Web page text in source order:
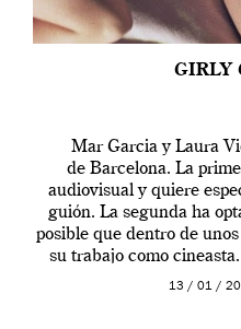
GIRLY
Mar Garcia y Laura
de Barcelona. La
audiovisual y quiere
guión. La segunda ha
posible que dentro de
su trabajo como
13 / 01 /